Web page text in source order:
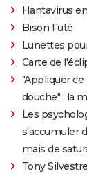
Hantavirus
Bison Futé
Lunettes
Carte de
"Appliquer ce
douche" : la
Les
s'accumuler
mais de
Tony